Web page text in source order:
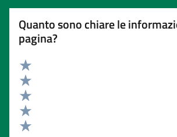
Quanto sono chiare le
pagina?
Valuta 5 stelle su 5
Valuta 4 stelle su 5
Valuta 3 stelle su 5
Valuta 2 stelle su 5